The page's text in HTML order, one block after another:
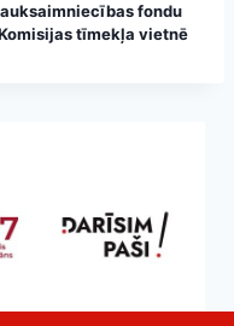
fondu
tīmekļa vietnē